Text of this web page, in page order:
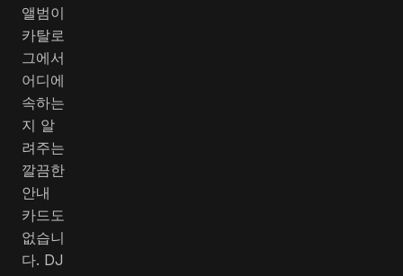
앨범이
카탈로
그에서
어디에
속하는
지 알
려주는
깔끔한
안내
카드도
없습니
다. DJ